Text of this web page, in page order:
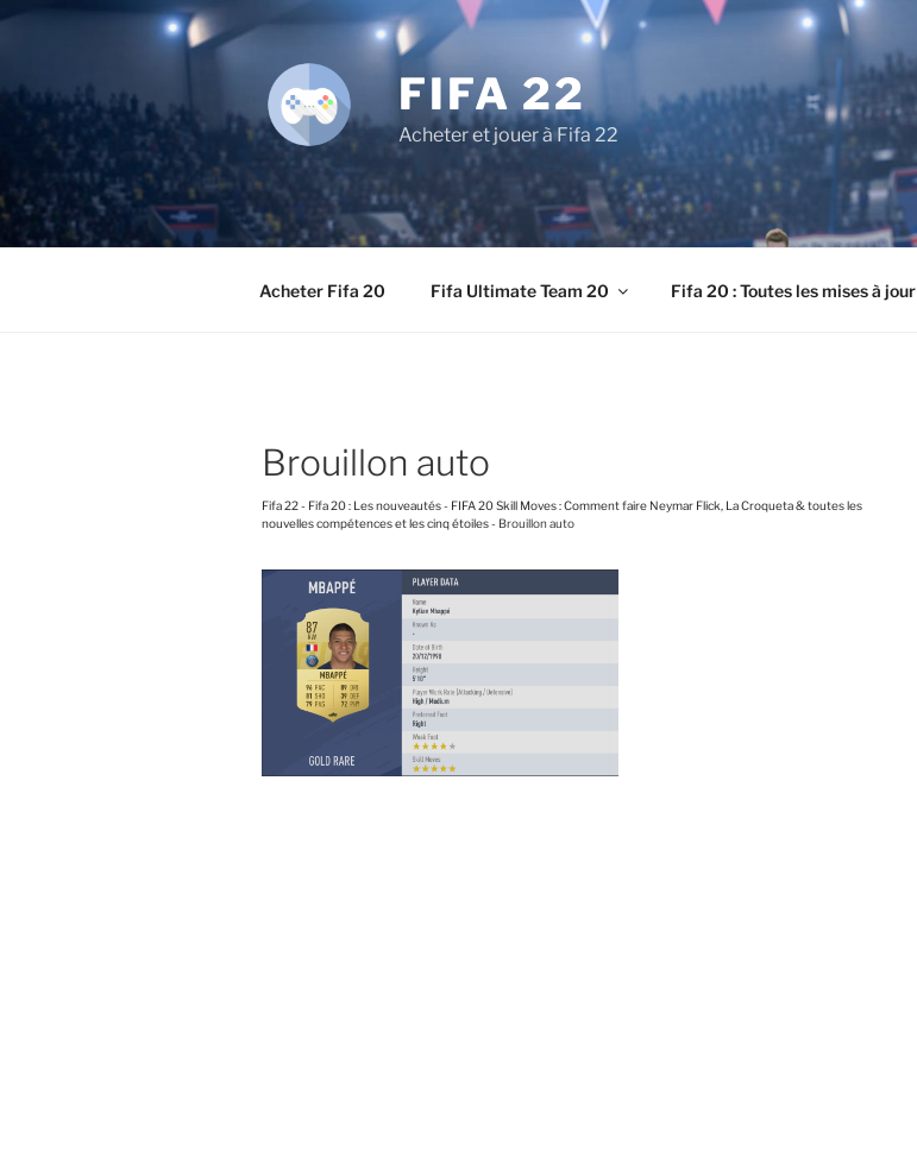
principal
FIFA 22
Acheter et jouer à Fifa 22
Acheter Fifa 20 Fifa Ultimate Team 20 Fifa 20 : Toutes les mises à jour
Brouillon auto
Fifa 22- Fifa 20 : Les nouveautés- FIFA 20 Skill Moves : Comment faire Neymar Flick, La Croqueta & toutes les
nouvelles compétences et les cinq étoiles- Brouillon auto